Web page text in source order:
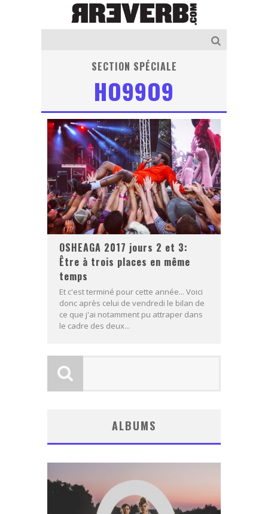
SECTION SPÉCIALE
HO99O9
OSHEAGA 2017 jours 2 et 3:
Être à trois places en même
temps
Et c'est terminé pour cette année... Voici
donc après celui de vendredi le bilan de
ce que j'ai notamment pu attraper dans
le cadre des deux...
ALBUMS